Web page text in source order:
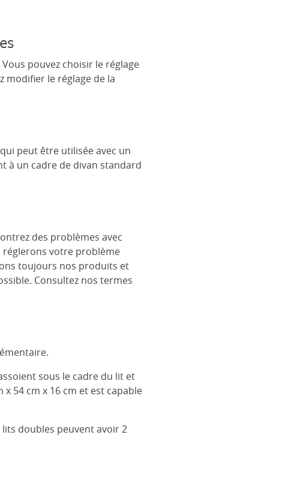
pouvez choisir le réglage
modifier le réglage de la
peut être utilisée avec un
à un cadre de divan standard
des problèmes avec
votre problème
toujours nos produits et
Consultez nos termes
sous le cadre du lit et
54 cm x 16 cm et est capable
doubles peuvent avoir 2